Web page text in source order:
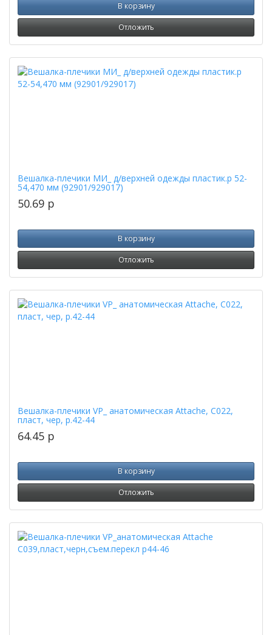
В корзину
Отложить
Вешалка-плечики МИ_ д/верхней одежды пластик.р 52-
54,470 мм (92901/929017)
50.69 p
В корзину
Отложить
Вешалка-плечики VP_ анатомическая Attache, С022,
пласт, чер, р.42-44
64.45 p
В корзину
Отложить